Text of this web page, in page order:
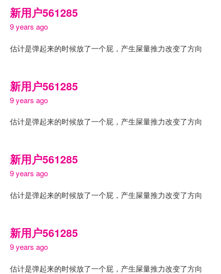
新用户561285
9 years ago
估计是弹起来的时候放了一个屁，产生屎量推力改变了方向
新用户561285
9 years ago
估计是弹起来的时候放了一个屁，产生屎量推力改变了方向
新用户561285
9 years ago
估计是弹起来的时候放了一个屁，产生屎量推力改变了方向
新用户561285
9 years ago
估计是弹起来的时候放了一个屁，产生屎量推力改变了方向